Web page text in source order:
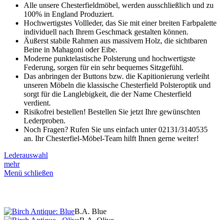
Alle unsere Chesterfieldmöbel, werden ausschließlich und zu
100% in England Produziert.
Hochwertigstes Vollleder, das Sie mit einer breiten Farbpalette
individuell nach Ihrem Geschmack gestalten können.
Äußerst stabile Rahmen aus massivem Holz, die sichtbaren
Beine in Mahagoni oder Eibe.
Moderne punktelastische Polsterung und hochwertigste
Federung, sorgen für ein sehr bequemes Sitzgefühl.
Das anbringen der Buttons bzw. die Kapitionierung verleiht
unseren Möbeln die klassische Chesterfield Polsteroptik und
sorgt für die Langlebigkeit, die der Name Chesterfield
verdient.
Risikofrei bestellen! Bestellen Sie jetzt Ihre gewünschten
Lederproben.
Noch Fragen? Rufen Sie uns einfach unter 02131/3140535
an. Ihr Chesterfiel-Möbel-Team hilft Ihnen gerne weiter!
Lederauswahl
mehr
Menü schließen
B.A. Blue